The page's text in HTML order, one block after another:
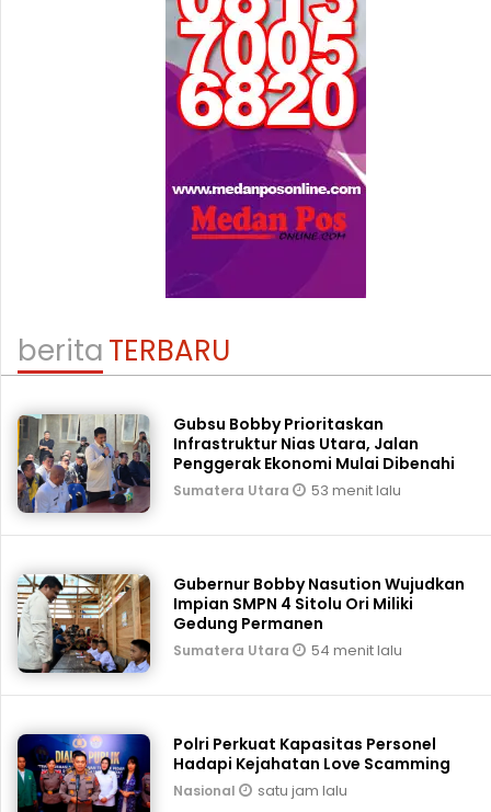
beritaTERBARU
Gubsu Bobby Prioritaskan
Infrastruktur Nias Utara, Jalan
Penggerak Ekonomi Mulai Dibenahi
Sumatera Utara 53 menit lalu
Gubernur Bobby Nasution Wujudkan
Impian SMPN 4 Sitolu Ori Miliki
Gedung Permanen
Sumatera Utara 54 menit lalu
Polri Perkuat Kapasitas Personel
Hadapi Kejahatan Love Scamming
Nasional satu jam lalu